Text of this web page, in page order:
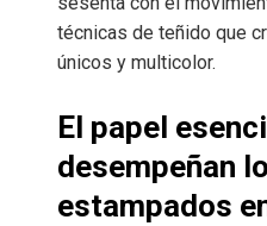
técnicas de teñido que
únicos y multicolor.
El papel
desempeñan
estampados